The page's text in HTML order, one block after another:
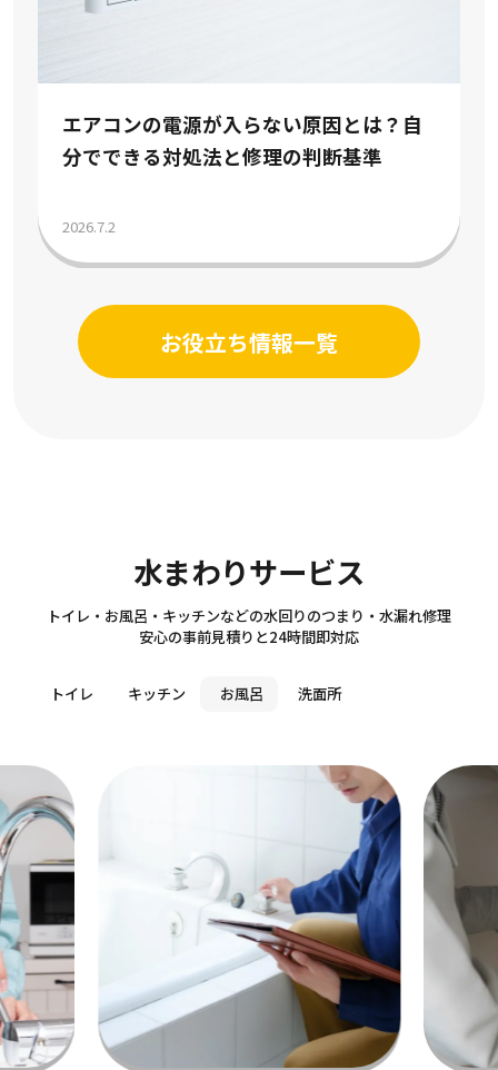
エアコンをつける時期はいつ？冷房暖
お役立ち情報一覧
水まわりサービス
Sanitary
トイレ・お風呂・キッチンなどの水回りのつまり・水漏れ修理
安心の事前見積りと24時間即対応
トイレ キッチン お風呂 洗面所